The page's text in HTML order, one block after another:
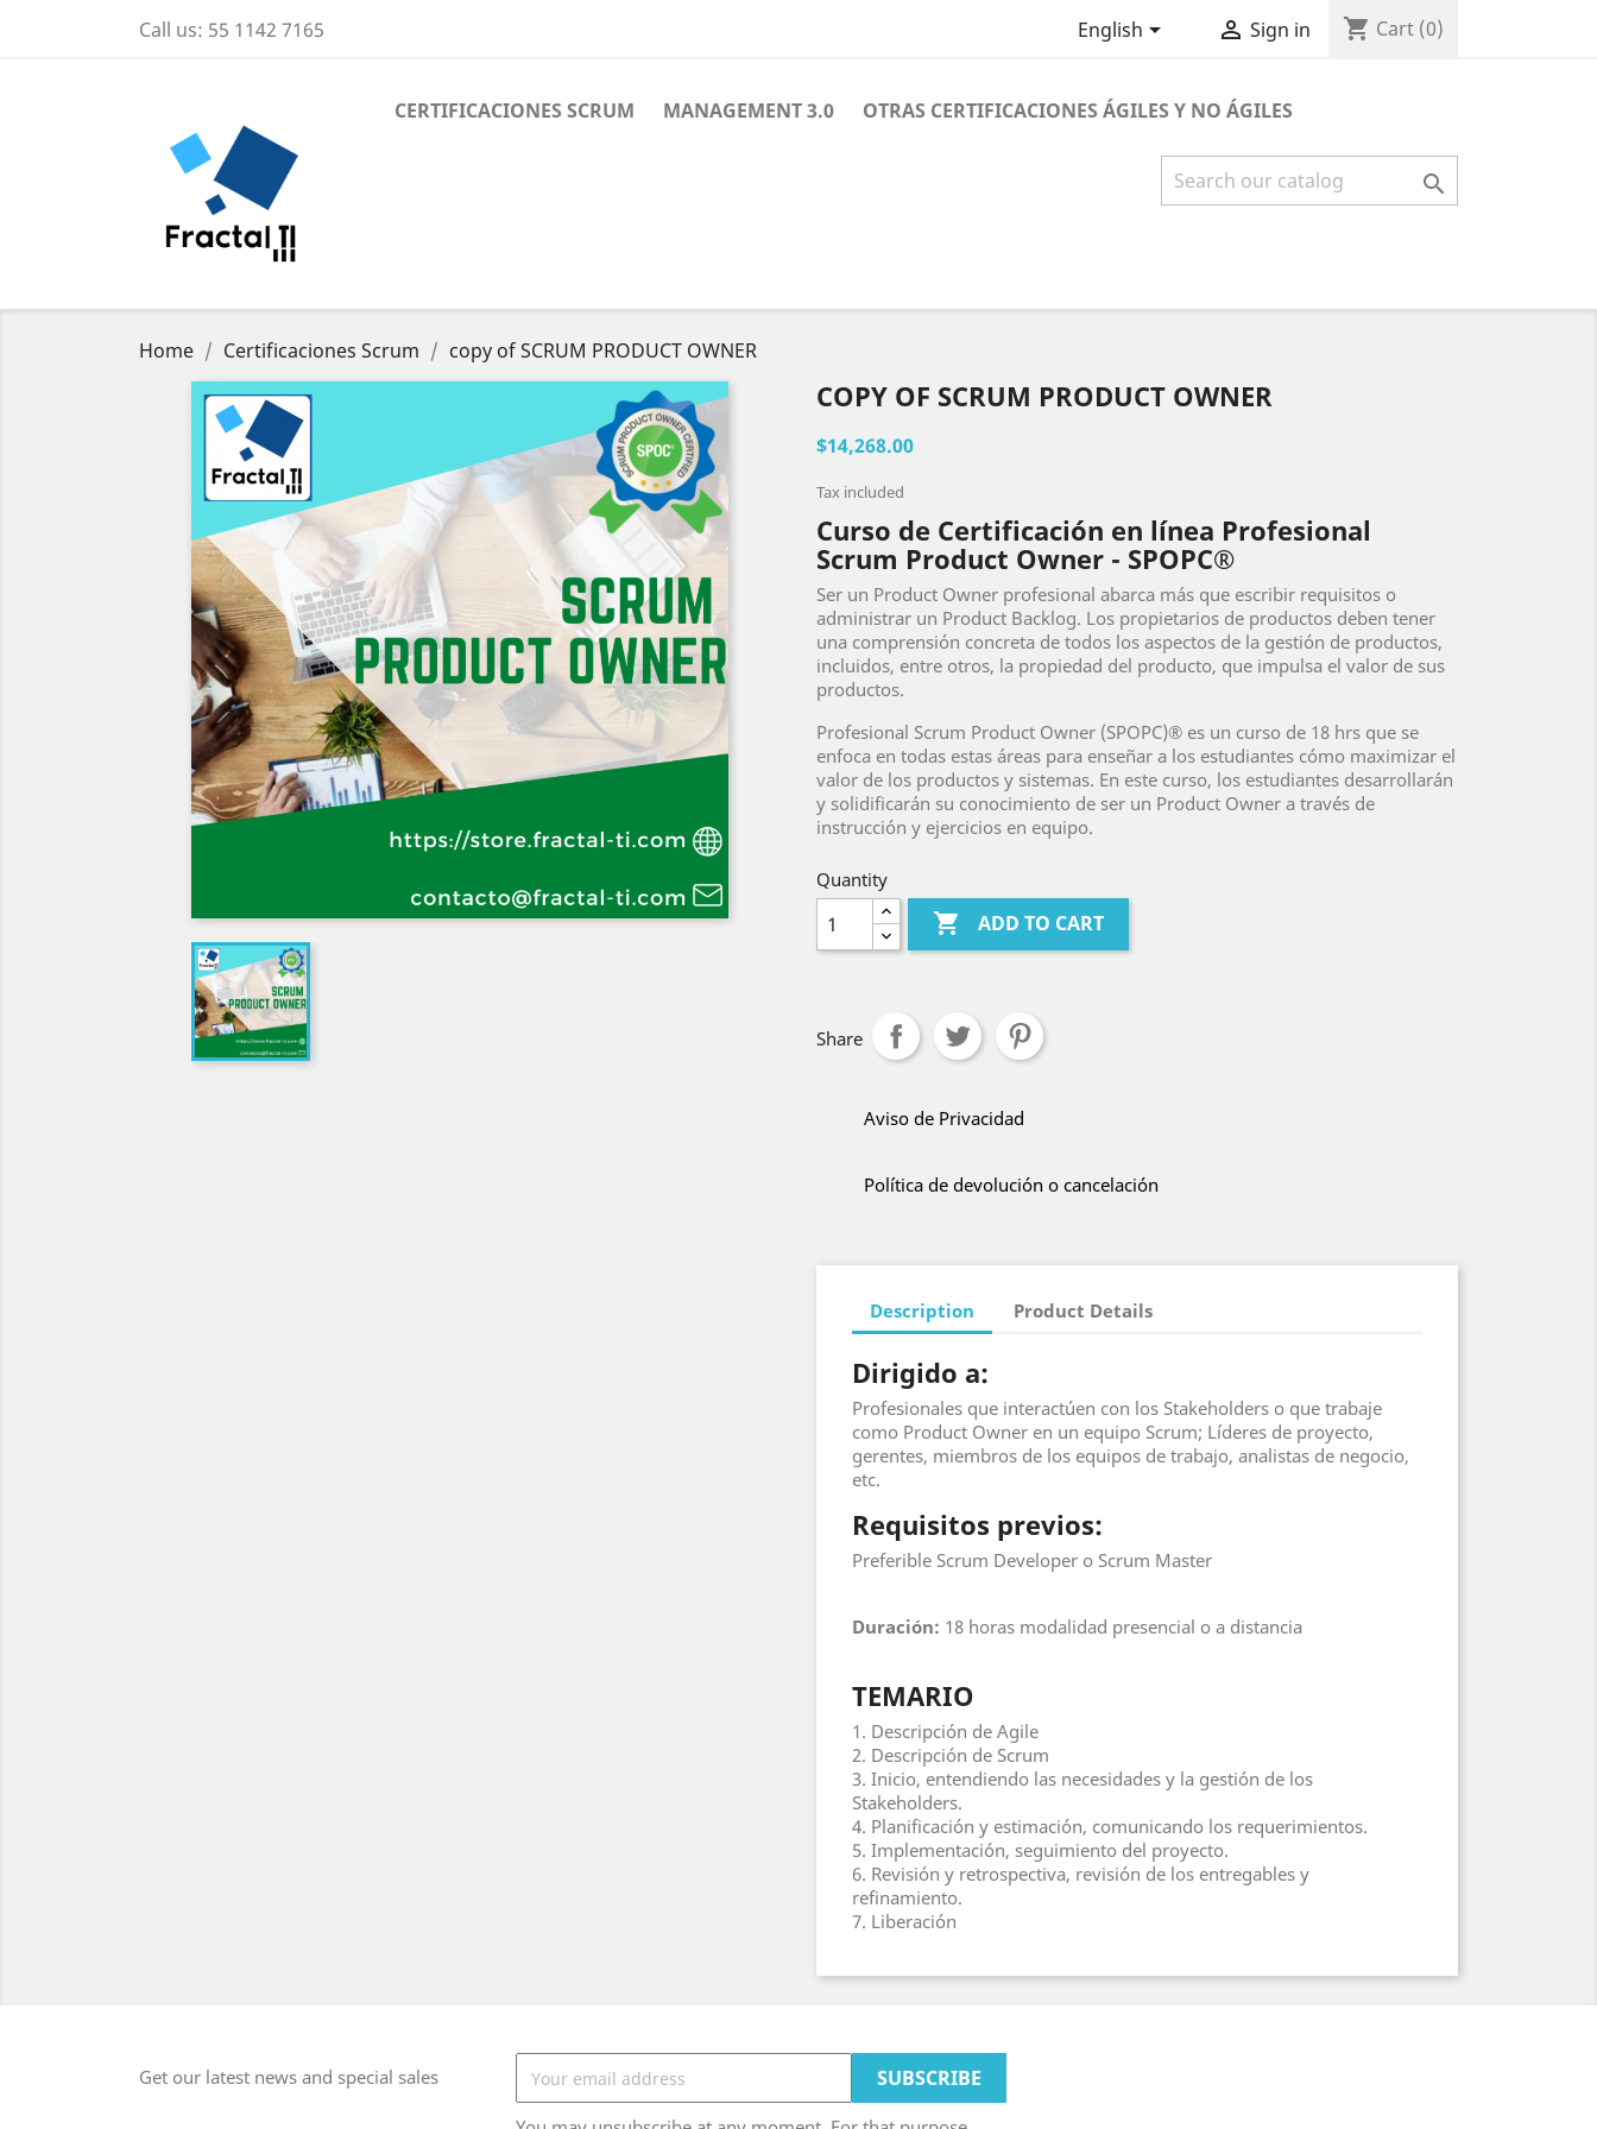
Call us: 55 1142 7165 English  Sign in shopping_cart Cart (0)
CERTIFICACIONES SCRUM MANAGEMENT 3.0 OTRAS CERTIFICACIONES ÁGILES Y NO ÁGILES

Home Certificaciones Scrum copy of SCRUM PRODUCT OWNER
COPY OF SCRUM PRODUCT OWNER
$14,268.00
Tax included
Curso de Certificación en línea Profesional
Scrum Product Owner - SPOPC®
Ser un Product Owner profesional abarca más que escribir requisitos o
administrar un Product Backlog. Los propietarios de productos deben tener
una comprensión concreta de todos los aspectos de la gestión de productos,
incluidos, entre otros, la propiedad del producto, que impulsa el valor de sus
productos.
Profesional Scrum Product Owner (SPOPC)® es un curso de 18 hrs que se
enfoca en todas estas áreas para enseñar a los estudiantes cómo maximizar el
valor de los productos y sistemas. En este curso, los estudiantes desarrollarán
y solidificarán su conocimiento de ser un Product Owner a través de
instrucción y ejercicios en equipo.
Quantity
 ADD TO CART
Share
Aviso de Privacidad
Política de devolución o cancelación
Description Product Details
Dirigido a:
Profesionales que interactúen con los Stakeholders o que trabaje
como Product Owner en un equipo Scrum; Líderes de proyecto,
gerentes, miembros de los equipos de trabajo, analistas de negocio,
etc.
Requisitos previos:
Preferible Scrum Developer o Scrum Master
Duración: 18 horas modalidad presencial o a distancia
TEMARIO
1. Descripción de Agile
2. Descripción de Scrum
3. Inicio, entendiendo las necesidades y la gestión de los
Stakeholders.
4. Planificación y estimación, comunicando los requerimientos.
5. Implementación, seguimiento del proyecto.
6. Revisión y retrospectiva, revisión de los entregables y
refinamiento.
7. Liberación
Get our latest news and special sales